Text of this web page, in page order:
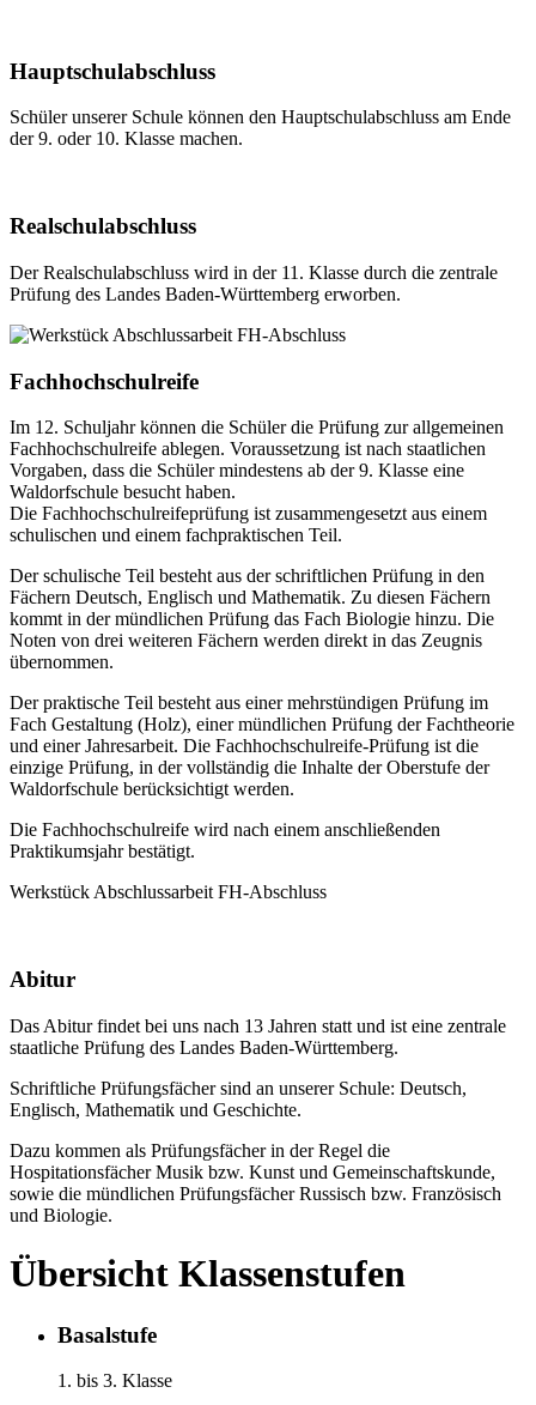
Hauptschulabschluss
Schüler unserer Schule können den Hauptschulabschluss am Ende
der 9. oder 10. Klasse machen.
Realschulabschluss
Der Realschulabschluss wird in der 11. Klasse durch die zentrale
Prüfung des Landes Baden-Württemberg erworben.
Fachhochschulreife
Im 12. Schuljahr können die Schüler die Prüfung zur allgemeinen
Fachhochschulreife ablegen. Voraussetzung ist nach staatlichen
Vorgaben, dass die Schüler mindestens ab der 9. Klasse eine
Waldorfschule besucht haben.
Die Fachhochschulreifeprüfung ist zusammengesetzt aus einem
schulischen und einem fachpraktischen Teil.
Der schulische Teil besteht aus der schriftlichen Prüfung in den
Fächern Deutsch, Englisch und Mathematik. Zu diesen Fächern
kommt in der mündlichen Prüfung das Fach Biologie hinzu. Die
Noten von drei weiteren Fächern werden direkt in das Zeugnis
übernommen.
Der praktische Teil besteht aus einer mehrstündigen Prüfung im
Fach Gestaltung (Holz), einer mündlichen Prüfung der Fachtheorie
und einer Jahresarbeit. Die Fachhochschulreife-Prüfung ist die
einzige Prüfung, in der vollständig die Inhalte der Oberstufe der
Waldorfschule berücksichtigt werden.
Die Fachhochschulreife wird nach einem anschließenden
Praktikumsjahr bestätigt.
Werkstück Abschlussarbeit FH-Abschluss
Abitur
Das Abitur findet bei uns nach 13 Jahren statt und ist eine zentrale
staatliche Prüfung des Landes Baden-Württemberg.
Schriftliche Prüfungsfächer sind an unserer Schule: Deutsch,
Englisch, Mathematik und Geschichte.
Dazu kommen als Prüfungsfächer in der Regel die
Hospitationsfächer Musik bzw. Kunst und Gemeinschaftskunde,
sowie die mündlichen Prüfungsfächer Russisch bzw. Französisch
und Biologie.
Übersicht Klassenstufen
Basalstufe
1. bis 3. Klasse